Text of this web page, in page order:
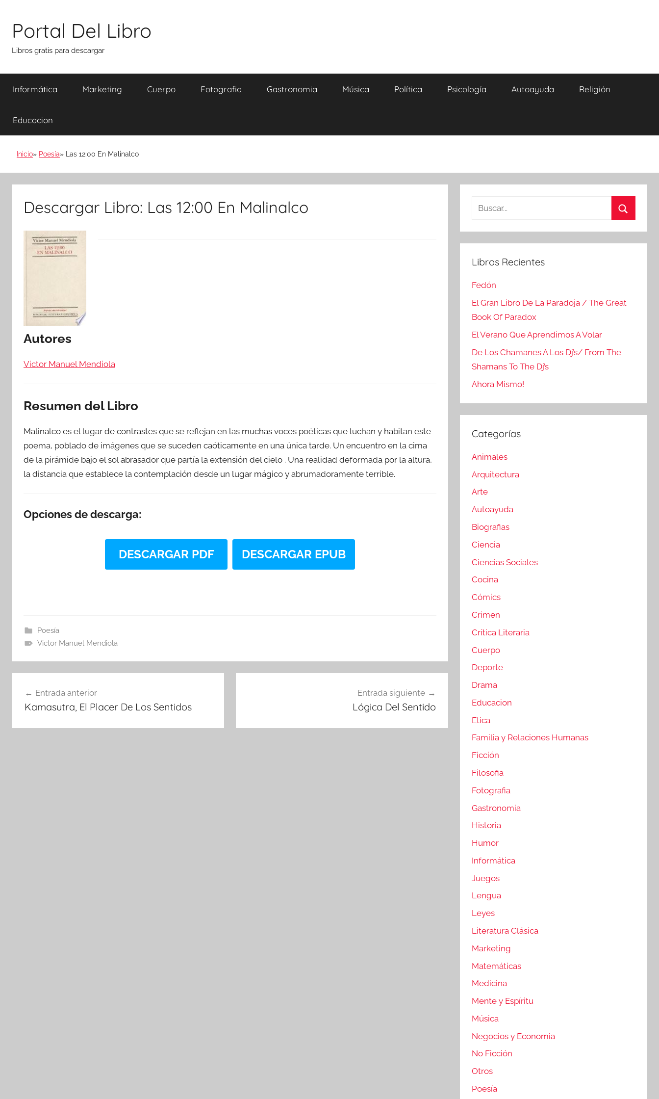
contenido
Portal Del Libro
Libros gratis para descargar
Informática Marketing Cuerpo Fotografia Gastronomia Música Política Psicología Autoayuda Religión
Educacion
Inicio Poesía Las 12:00 En Malinalco
Descargar Libro: Las 12:00 En Malinalco
Autores
Victor Manuel Mendiola
Resumen del Libro
Malinalco es el lugar de contrastes que se reflejan en las muchas voces poéticas que luchan y habitan este
poema, poblado de imágenes que se suceden caóticamente en una única tarde. Un encuentro en la cima
de la pirámide bajo el sol abrasador que partía la extensión del cielo . Una realidad deformada por la altura,
la distancia que establece la contemplación desde un lugar mágico y abrumadoramente terrible.
Opciones de descarga:
DESCARGAR PDF DESCARGAR EPUB
Poesía
Victor Manuel Mendiola
de
Entrada anterior
Kamasutra, El Placer De Los Sentidos
Entrada siguiente
Lógica Del Sentido
Buscar:
Libros Recientes
Fedón
El Gran Libro De La Paradoja / The Great
Book Of Paradox
El Verano Que Aprendimos A Volar
De Los Chamanes A Los Dj’s/ From The
Shamans To The Dj’s
Ahora Mismo!
Categorías
Animales
Arquitectura
Arte
Autoayuda
Biografias
Ciencia
Ciencias Sociales
Cocina
Cómics
Crimen
Crítica Literaria
Cuerpo
Deporte
Drama
Educacion
Etica
Familia y Relaciones Humanas
Ficción
Filosofia
Fotografia
Gastronomia
Historia
Humor
Informática
Juegos
Lengua
Leyes
Literatura Clásica
Marketing
Matemáticas
Medicina
Mente y Espíritu
Música
Negocios y Economia
No Ficción
Otros
Poesía